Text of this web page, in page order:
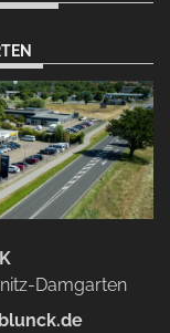
Damgarten